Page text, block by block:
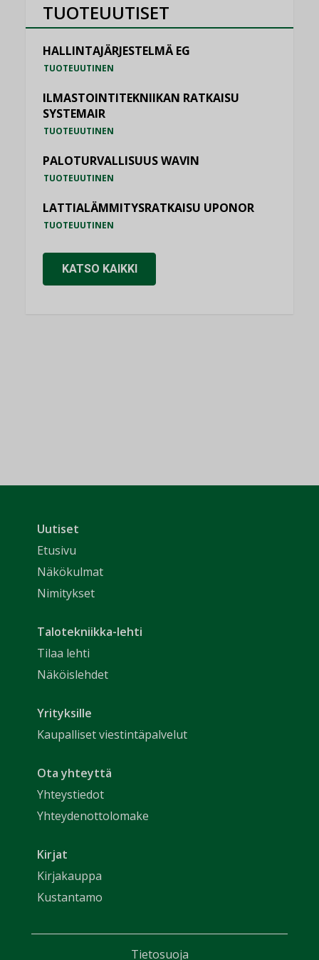
TUOTEUUTISET
HALLINTAJÄRJESTELMÄ EG
TUOTEUUTINEN
ILMASTOINTITEKNIIKAN RATKAISU
SYSTEMAIR
TUOTEUUTINEN
PALOTURVALLISUUS WAVIN
TUOTEUUTINEN
LATTIALÄMMITYSRATKAISU UPONOR
TUOTEUUTINEN
KATSO KAIKKI
Uutiset
Etusivu
Näkökulmat
Nimitykset
Talotekniikka-lehti
Tilaa lehti
Näköislehdet
Yrityksille
Kaupalliset viestintäpalvelut
Ota yhteyttä
Yhteystiedot
Yhteydenottolomake
Kirjat
Kirjakauppa
Kustantamo
Tietosuoja